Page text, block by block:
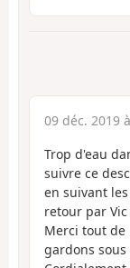
09 déc. 2019
Trop d'eau
suivre ce
en suivant
retour par Vic
Merci tout de
gardons